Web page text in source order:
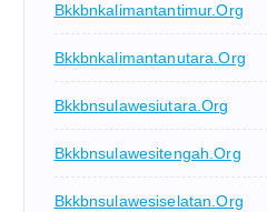
Bkkbnkalimantantimur.org
Bkkbnkalimantanutara.org
Bkkbnsulawesiutara.org
Bkkbnsulawesitengah.org
Bkkbnsulawesiselatan.org